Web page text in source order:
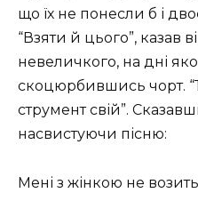
що їх не понесли б і
“Взяти й цього”, казав
невеличкого, на дні
скоцюрбившись чорт.
струмент свій”.
насвистуючи пісню:
Мені з жінкою не